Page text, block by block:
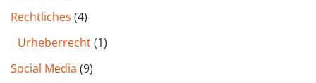
Rechtliches (4)
Urheberrecht(1)
Social Media (9)